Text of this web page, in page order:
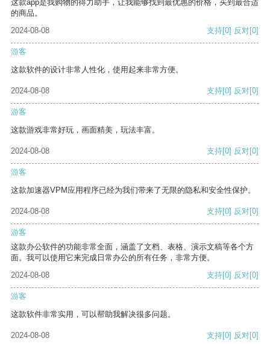
这款app是我购物的得力助手，让我能够找到最优惠的价格，买到最合适
的商品。
2024-08-08
支持[0] 反对[0]
游客
这款软件的设计非常人性化，使用起来非常方便。
2024-08-08 支持[0] 反对[0]
游客
这款游戏非常好玩，画面精美，玩法丰富。
2024-08-08 支持[0] 反对[0]
游客
这款加速器VPM应用程序已经为我们带来了无限的隐私和安全性保护。
2024-08-08 支持[0] 反对[0]
游客
这款办公软件的功能非常全面，涵盖了文档、表格、演示文稿等各个方
面。我可以使用它来完成日常办公的所有任务，非常方便。
2024-08-08
支持[0] 反对[0]
游客
这款软件非常实用，可以帮助我解决很多问题。
2024-08-08 支持[0] 反对[0]